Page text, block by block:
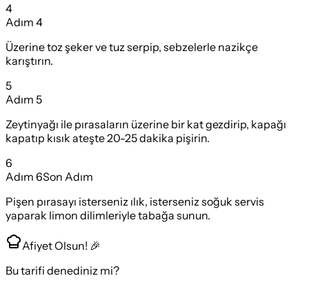
4
Adım 4
Üzerine toz şeker ve tuz serpip, sebzelerle nazikçe
karıştırın.
5
Adım 5
Zeytinyağı ile pırasaların üzerine bir kat gezdirip, kapağı
kapatıp kısık ateşte 20-25 dakika pişirin.
6
Adım 6Son Adım
Pişen pırasayı isterseniz ılık, isterseniz soğuk servis
yaparak limon dilimleriyle tabağa sunun.
Afiyet Olsun! 🎉
Bu tarifi denediniz mi?